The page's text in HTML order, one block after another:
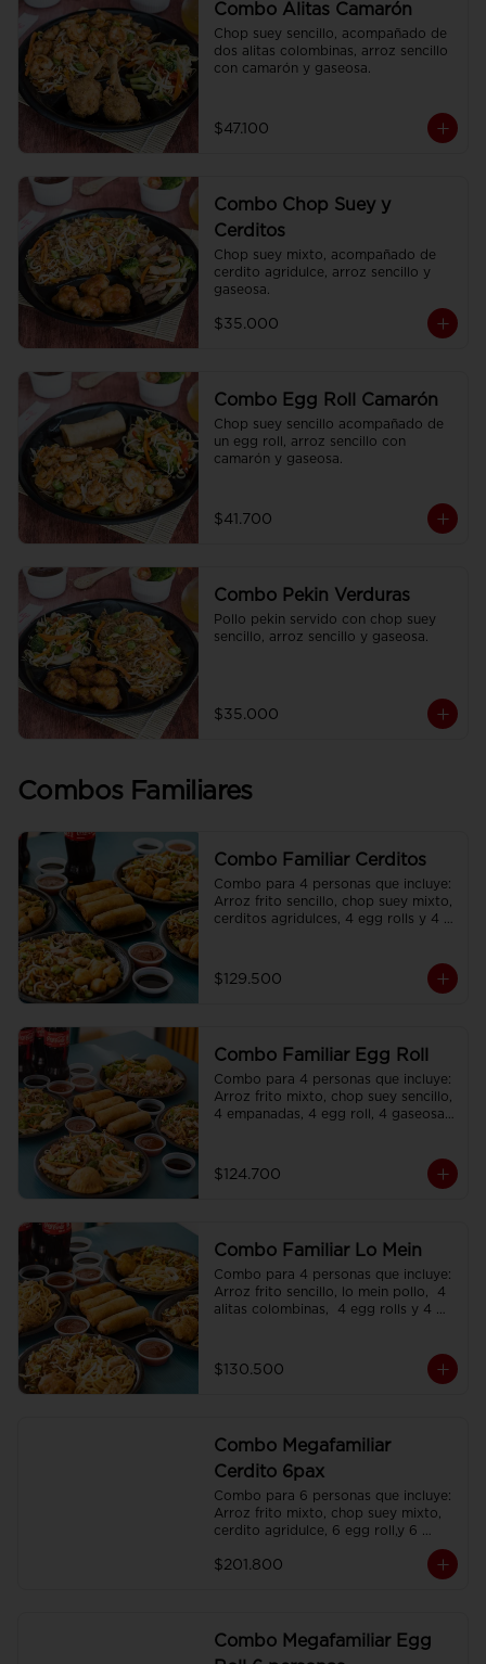
Combo Alitas Camarón
Chop suey sencillo, acompañado de
dos alitas colombinas, arroz sencillo
con camarón y gaseosa.
$47.100
Combo Chop Suey y
Cerditos
Chop suey mixto, acompañado de
cerdito agridulce, arroz sencillo y
gaseosa.
$35.000
Combo Egg Roll Camarón
Chop suey sencillo acompañado de
un egg roll, arroz sencillo con
camarón y gaseosa.
$41.700
Combo Pekin Verduras
Pollo pekin servido con chop suey
sencillo, arroz sencillo y gaseosa.
$35.000
Combos Familiares
Combo Familiar Cerditos
Combo para 4 personas que incluye:
Arroz frito sencillo, chop suey mixto,
cerditos agridulces, 4 egg rolls y 4
$129.500
Combo Familiar Egg Roll
Combo para 4 personas que incluye:
Arroz frito mixto, chop suey sencillo,
4 empanadas, 4 egg roll, 4 gaseosas,
$124.700
Combo Familiar Lo Mein
Combo para 4 personas que incluye:
Arroz frito sencillo, lo mein pollo,  4
alitas colombinas,  4 egg rolls y 4
$130.500
Combo Megafamiliar
Cerdito 6pax
Combo para 6 personas que incluye:
Arroz frito mixto, chop suey mixto,
cerdito agridulce, 6 egg roll,y 6
individuales.
$201.800
Combo Megafamiliar Egg